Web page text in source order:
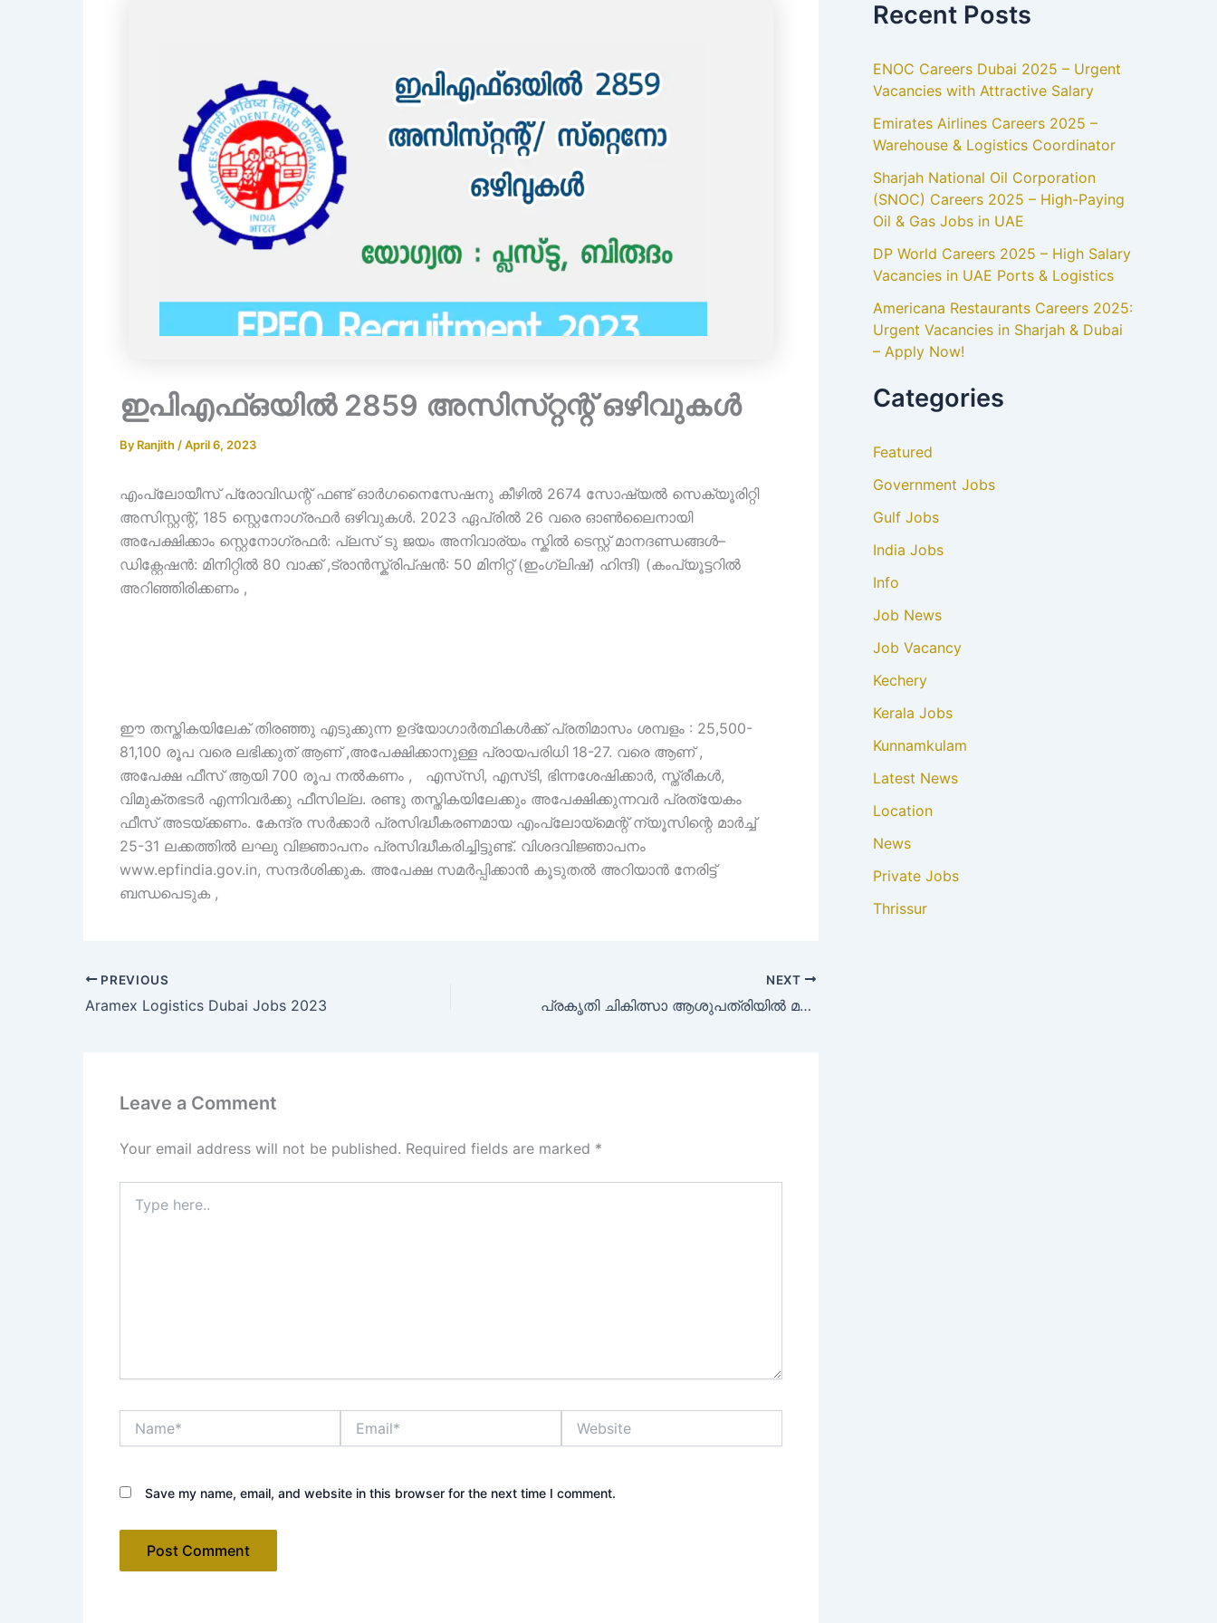
ഇപിഎഫ്ഒയിൽ 2859 അസിസ്‌റ്റന്റ് ഒഴിവുകൾ
By Ranjith /April 6, 2023
എംപ്ലോയീസ് പ്രോവിഡന്റ് ഫണ്ട് ഓർഗനൈസേഷനു കീഴിൽ 2674 സോഷ്യൽ സെക്യൂരിറ്റി
അസിസ്റ്റന്റ്, 185 സ്റ്റെനോഗ്രഫർ ഒഴിവുകൾ. 2023 ഏപ്രിൽ 26 വരെ ഓൺലൈനായി
അപേക്ഷിക്കാം സ്റ്റെനോഗ്രഫർ: പ്ലസ് ടു ജയം അനിവാര്യം സ്കിൽ ടെസ്റ്റ് മാനദണ്ഡങ്ങൾ–
ഡിക്റ്റേഷൻ: മിനിറ്റിൽ 80 വാക്ക് ,ട്രാൻസ്ക്രിപ്ഷൻ: 50 മിനിറ്റ് (ഇംഗ്ലിഷ്) ഹിന്ദി) (കംപ്യൂട്ടറിൽ
അറിഞ്ഞിരിക്കണം ,
ഈ തസ്തികയിലേക് തിരഞ്ഞു എടുക്കുന്ന ഉദ്യോഗാർത്ഥികൾക്ക് പ്രതിമാസം ശമ്പളം : 25,500-
81,100 രൂപ വരെ ലഭിക്കുത് ആണ് ,അപേക്ഷിക്കാനുള്ള പ്രായപരിധി 18-27. വരെ ആണ് ,
അപേക്ഷ ഫീസ് ആയി 700 രൂപ നൽകണം , എസ്‌സി, എസ്‌ടി, ഭിന്നശേഷിക്കാർ, സ്ത്രീകൾ,
വിമുക്തഭടർ എന്നിവർക്കു ഫീസില്ല. രണ്ടു തസ്തികയിലേക്കും അപേക്ഷിക്കുന്നവർ പ്രത്യേകം
ഫീസ് അടയ്ക്കണം. കേന്ദ്ര സർക്കാർ പ്രസിദ്ധീകരണമായ എംപ്ലോയ്മെന്റ് ന്യൂസിന്റെ മാർച്ച്
25-31 ലക്കത്തിൽ ലഘു വിജ്ഞാപനം പ്രസിദ്ധീകരിച്ചിട്ടുണ്ട്. വിശദവിജ്ഞാപനം
www.epfindia.gov.in, സന്ദർശിക്കുക. അപേക്ഷ സമർപ്പിക്കാൻ കൂടുതൽ അറിയാൻ നേരിട്ട്
ബന്ധപെടുക ,
PREVIOUS
Aramex Logistics Dubai Jobs 2023
NEXT
പ്രകൃതി ചികിത്സാ ആശുപത്രിയിൽ മസാജ് തെറാപ്പിസ്റ്റ് ഒഴിവ്
Leave a Comment
Your email address will not be published. Required fields are marked *
here..
Save my name, email, and website in this browser for the next time I comment.
Recent Posts
ENOC Careers Dubai 2025 – Urgent
Vacancies with Attractive Salary
Emirates Airlines Careers 2025 –
Warehouse & Logistics Coordinator
Sharjah National Oil Corporation
(SNOC) Careers 2025 – High-Paying
Oil & Gas Jobs in UAE
DP World Careers 2025 – High Salary
Vacancies in UAE Ports & Logistics
Americana Restaurants Careers 2025:
Urgent Vacancies in Sharjah & Dubai
– Apply Now!
Categories
Featured
Government Jobs
Gulf Jobs
India Jobs
Info
Job News
Job Vacancy
Kechery
Kerala Jobs
Kunnamkulam
Latest News
Location
News
Private Jobs
Thrissur